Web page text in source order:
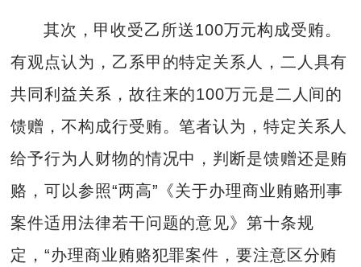
其次，甲收受乙所送100万元构成受贿。
有观点认为，乙系甲的特定关系人，二人具有
共同利益关系，故往来的100万元是二人间的
馈赠，不构成行受贿。笔者认为，特定关系人
给予行为人财物的情况中，判断是馈赠还是贿
赂，可以参照“两高”《关于办理商业贿赂刑事
案件适用法律若干问题的意见》第十条规
定，“办理商业贿赂犯罪案件，要注意区分贿